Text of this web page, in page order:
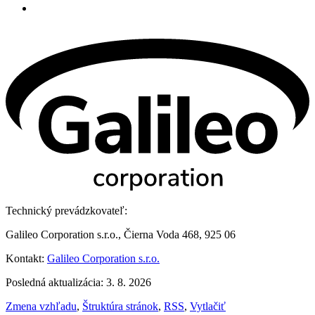
Technický prevádzkovateľ:
Galileo Corporation s.r.o., Čierna Voda 468, 925 06
Kontakt: Galileo Corporation s.r.o.
Posledná aktualizácia: 3. 8. 2026
Zmena vzhľadu, Štruktúra stránok, RSS, Vytlačiť